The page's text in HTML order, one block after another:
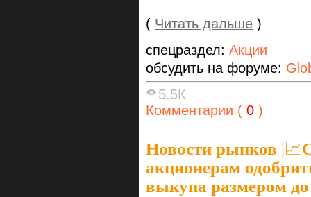
( Читать дальше )
спецраздел: Акции
обсудить на форуме:
5.5К
Комментарии ( 0 )
Новости рынков |
акционерам
выкупа размером